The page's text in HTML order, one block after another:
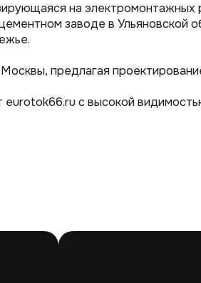
на
заводе в Ульяновской
предлагая
с высокой